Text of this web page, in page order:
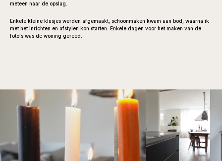
meteen naar de opslag.
Enkele kleine klusjes werden afgemaakt, schoonmaken kwam aan bod, waarna ik
met het inrichten en afstylen kon starten. Enkele dagen voor het maken van de
foto's was de woning gereed.